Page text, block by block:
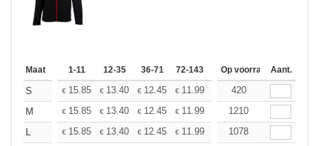
Maat 1-11 12-35 36-71 72-143 144-287 288 + Meer
Op voorraadAant.
S € 15.85 € 13.40 € 12.45 € 11.99 11.32
420
M
€ 15.85 € 13.40 € 12.45 € 11.99 11.32
1210
L
€ 15.85 € 13.40 € 12.45 € 11.99 11.32
1078